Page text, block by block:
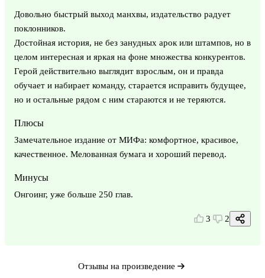
Довольно быстрый выход манхвы, издательство радует
поклонников.
Достойная история, не без занудных арок или штампов, но в
целом интересная и яркая на фоне множества конкурентов.
Герой действительно выглядит взрослым, он и правда
обучает и набирает команду, старается исправить будущее,
но и остальные рядом с ним стараются и не теряются.
Плюсы
Замечательное издание от МИФа: комфортное, красивое,
качественное. Мелованная бумага и хороший перевод.
Минусы
Онгоинг, уже больше 250 глав.
3 2
Отзывы на произведение